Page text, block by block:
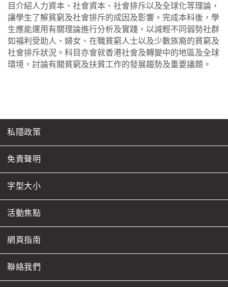
目介紹人力資本、社會資本、社會排斥以及全球化等理論，
讓學生了解貧窮及社會排斥的成因及影響。完成本科後，學
生應能運用有關理論進行分析及實踐，以減輕不同弱勢社群
如福利受助人、婦女、在職貧窮人士以及少數族裔的貧窮及
社會排斥狀況。科目亦會就香港社會及轉變中的地區及全球
環境，討論有關貧窮及扶貧工作的發展趨勢及重要議題。
私隱政策
免責聲明
字型大小
活動焦點
網頁指南
聯絡我們